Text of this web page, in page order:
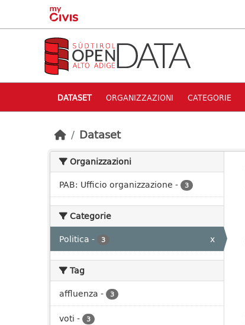
Skip to main content
DATASET ORGANIZZAZIONI CATEGORIE
Dataset
Organizzazioni
PAB: Ufficio organizzazione - 3
Categorie
Politica - 3 x
Tag
affluenza - 3
voti - 3